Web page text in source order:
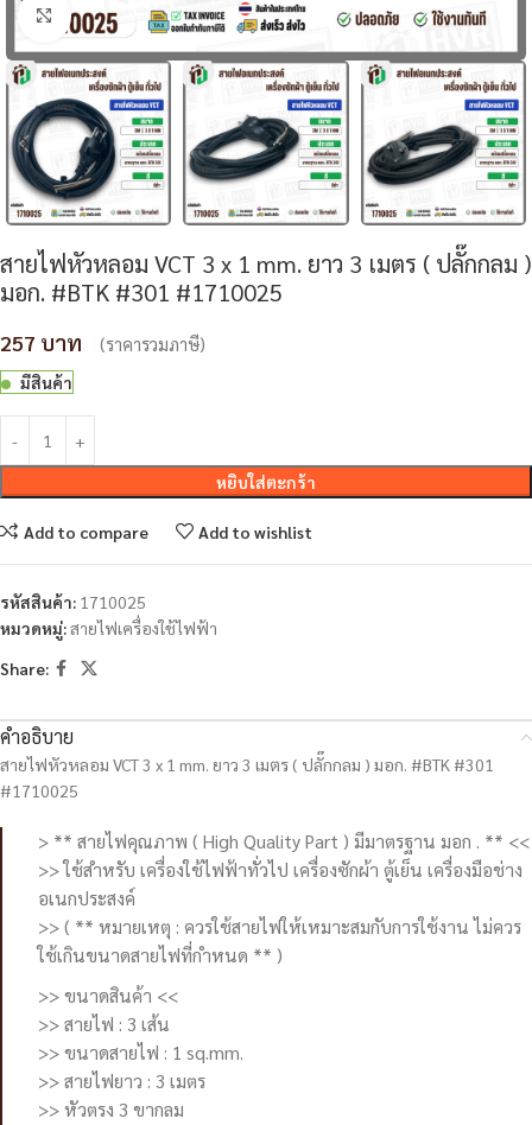
Click to enlarge
สายไฟหัวหลอม VCT 3 x 1 mm. ยาว 3 เมตร ( ปลั๊กกลม )
มอก. #BTK #301 #1710025
257 (ราคารวมภาษี)
มีสินค้า
หยิบใส่ตะกร้า
Add to compare Add to wishlist
รหัสสินค้า: 1710025
หมวดหมู่:สายไฟเครื่องใช้ไฟฟ้า
Share:
คำอธิบาย
สายไฟหัวหลอม VCT 3 x 1 mm. ยาว 3 เมตร ( ปลั๊กกลม ) มอก. #BTK #301
#1710025
> ** สายไฟคุณภาพ ( High Quality Part ) มีมาตรฐาน มอก . ** <<
>> ใช้สำหรับ เครื่องใช้ไฟฟ้าทั่วไป เครื่องซักผ้า ตู้เย็น เครื่องมือช่าง
อเนกประสงค์
>> ( ** หมายเหตุ : ควรใช้สายไฟให้เหมาะสมกับการใช้งาน ไม่ควร
ใช้เกินขนาดสายไฟที่กำหนด ** )
>> ขนาดสินค้า <<
>> สายไฟ : 3 เส้น
>> ขนาดสายไฟ : 1 sq.mm.
>> สายไฟยาว : 3 เมตร
>> หัวตรง 3 ขากลม